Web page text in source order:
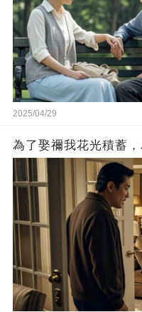
2025/04/29
為了娶禰我花光積蓄